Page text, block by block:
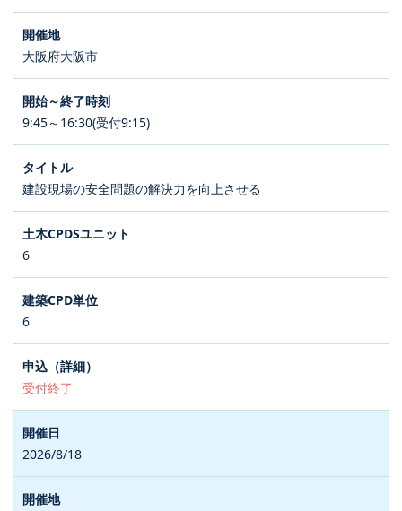
大阪府大阪市
9:45～16:30(受付9:15)
建設現場の安全問題の解決力を向上させる
6
6
受付終了
2026/8/18